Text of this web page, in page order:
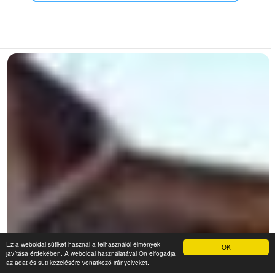
OK
Ez a weboldal sütiket használ a felhasználói élmények
javítása érdekében. A weboldal használatával Ön elfogadja
az adat és süti kezelésére vonatkozó irányelveket.